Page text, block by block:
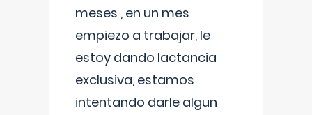
meses , en un mes
empiezo a trabajar, le
estoy dando lactancia
exclusiva, estamos
intentando darle algun